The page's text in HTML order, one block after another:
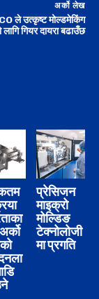
अर्को लेख
ले उत्कृष्ट मोल्डमेकिंग
गियर दायरा बढाउँछ
प्रेसिजन
माइक्रो
मोल्डिङ
टेक्नोलोजी
मा प्रगति